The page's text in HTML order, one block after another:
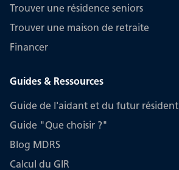
Trouver une résidence seniors
Trouver une maison de retraite
Financer
Guides & Ressources
Guide de l'aidant et du futur résident
Guide "Que choisir ?"
Blog MDRS
Calcul du GIR